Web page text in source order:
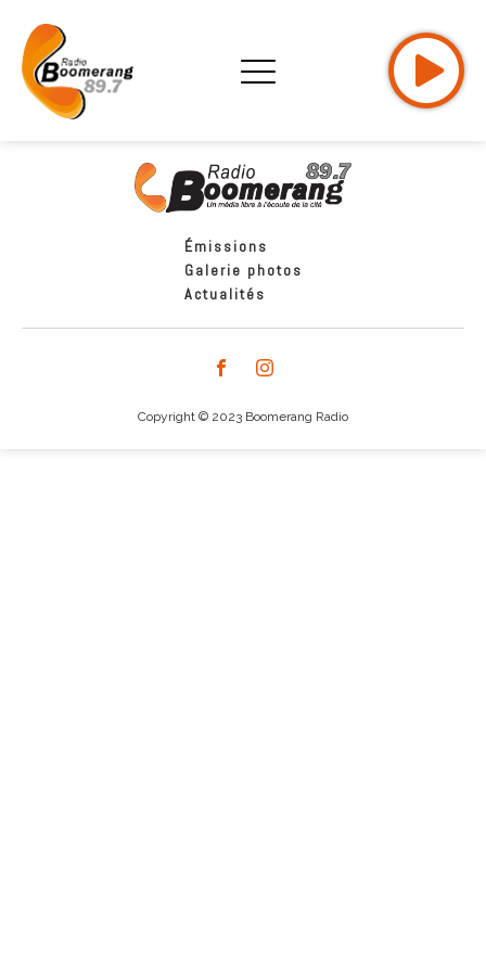
Émissions
Galerie photos
Actualités
Copyright © 2023 Boomerang Radio